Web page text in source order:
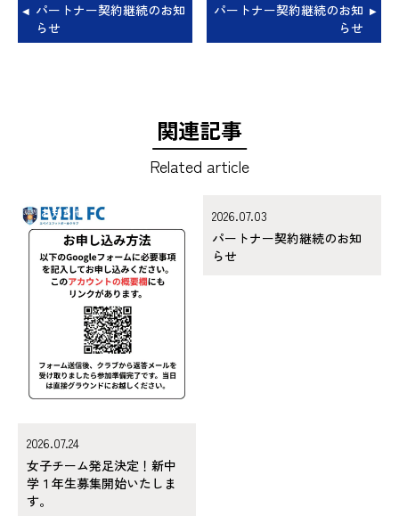
パートナー契約継続のお知
らせ
パートナー契約継続のお知
らせ
関連記事
Related article
お知らせ
2026.07.24
女子チーム発足決定！新中
学１年生募集開始いたしま
す。
お知らせ
2026.07.03
パートナー契約継続のお知
らせ